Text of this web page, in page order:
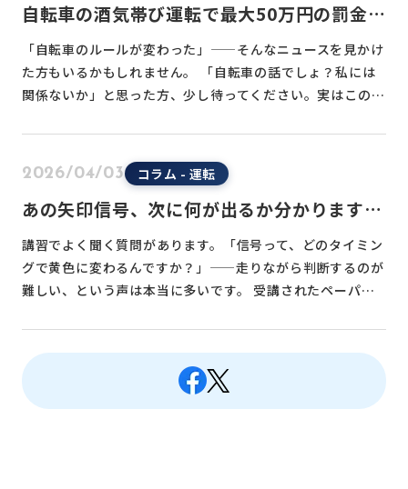
自転車の酒気帯び運転で最大50万円の罰金。
で解説
「自転車のルールが変わった」——そんなニュースを見かけ
た方もいるかもしれません。 「自転車の話でしょ？私には
関係ないか」と思った方、少し待ってください。実はこの…
2026/04/03 コラム - 運転
あの矢印信号、次に何が出るか分かります
講習でよく聞く質問があります。「信号って、どのタイミン
グで黄色に変わるんですか？」——走りながら判断するのが
難しい、という声は本当に多いです。 受講されたペーパ…